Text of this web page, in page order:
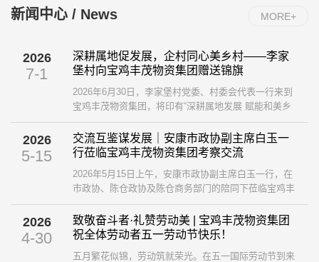
MORE+
新闻中心 / News
2026
7-1
深耕属地促发展，企村同心美乡村——李家
堡村向宝鸡丰茂物资集团赠送锦旗
2026年6月30日，李家堡村党委、村委会代表一行来到
宝鸡丰茂物资集团，将印有“深耕属地发展 赋能和美乡
村”的鲜红锦旗送到集团，以此感谢企业长久以来扎根地
方、助力乡村建设的暖心举措。 ...
2026
5-15
交流互鉴谋发展｜安康市政协副主席白玉一
行莅临宝鸡丰茂物资集团考察交流
2026年5月15日上午，安康市政协副主席白玉一行，在
市政协、陈仓政协及陈仓商务部门的陪同下莅临宝鸡丰
茂物资集团，开展再生资源产业发展学习考察交流活
动。集团副董事长王涛、总经理贾伟携集团领导班子成
员及部门负责人全程陪同参访。 ...
2026
4-30
致敬奋斗者·礼赞劳动美 | 宝鸡丰茂物资集团
祝全体劳动者五一劳动节快乐！
五月繁花似锦，劳动筑就荣光。在五一国际劳动节到来